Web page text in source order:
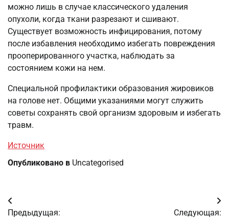
можно лишь в случае классического удаления
опухоли, когда ткани разрезают и сшивают.
Существует возможность инфицирования, потому
после избавления необходимо избегать повреждения
прооперированного участка, наблюдать за
состоянием кожи на нем.
Специальной профилактики образования жировиков
на голове нет. Общими указаниями могут служить
советы сохранять свой организм здоровым и избегать
травм.
Источник
Опубликовано в Uncategorised
Навигация
Предыдущая: Следующая: